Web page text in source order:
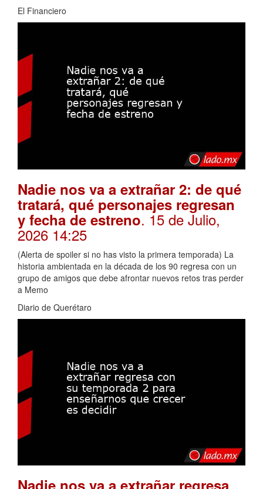
El Financiero
Nadie nos va a extrañar 2: de qué
tratará, qué personajes regresan
y fecha de estreno. 15 de Julio,
2026 14:25
(Alerta de spoiler si no has visto la primera temporada) La
historia ambientada en la década de los 90 regresa con un
grupo de amigos que debe afrontar nuevos retos tras perder
a Memo
Diario de Querétaro
Nadie nos va a extrañar regresa